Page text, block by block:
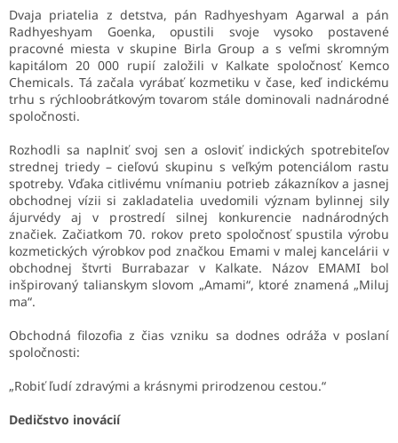
Dvaja priatelia z detstva, pán Radhyeshyam Agarwal a pán
Radhyeshyam Goenka, opustili svoje vysoko postavené
pracovné miesta v skupine Birla Group a s veľmi skromným
kapitálom 20 000 rupií založili v Kalkate spoločnosť Kemco
Chemicals. Tá začala vyrábať kozmetiku v čase, keď indickému
trhu s rýchloobrátkovým tovarom stále dominovali nadnárodné
spoločnosti.
Rozhodli sa naplniť svoj sen a osloviť indických spotrebiteľov
strednej triedy – cieľovú skupinu s veľkým potenciálom rastu
spotreby. Vďaka citlivému vnímaniu potrieb zákazníkov a jasnej
obchodnej vízii si zakladatelia uvedomili význam bylinnej sily
ájurvédy aj v prostredí silnej konkurencie nadnárodných
značiek. Začiatkom 70. rokov preto spoločnosť spustila výrobu
kozmetických výrobkov pod značkou Emami v malej kancelárii v
obchodnej štvrti Burrabazar v Kalkate. Názov EMAMI bol
inšpirovaný talianskym slovom „Amami“, ktoré znamená „Miluj
ma“.
Obchodná filozofia z čias vzniku sa dodnes odráža v poslaní
spoločnosti:
„Robiť ľudí zdravými a krásnymi prirodzenou cestou.“
Dedičstvo inovácií